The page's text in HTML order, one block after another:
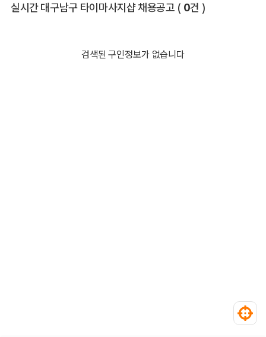
실시간 대구남구 타이마사지샵 채용공고 전체 목록
( 0건 )
검색된 구인정보가 없습니다